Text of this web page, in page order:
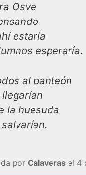
Osve
estaría
esperaría.
al panteón
la huesuda
por Calaveras el 4